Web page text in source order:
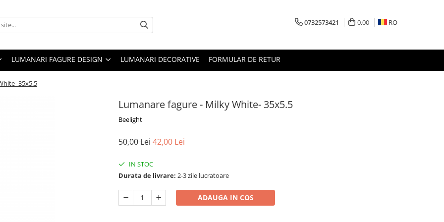
0732573421 0,00 RO
LUMANARI FAGURE DESIGN LUMANARI DECORATIVE FORMULAR DE RETUR
35x5.5
Lumanare fagure - Milky White- 35x5.5
Beelight
50,00 Lei42,00 Lei
IN STOC
Durata de livrare: 2-3 zile lucratoare
ADAUGA IN COS